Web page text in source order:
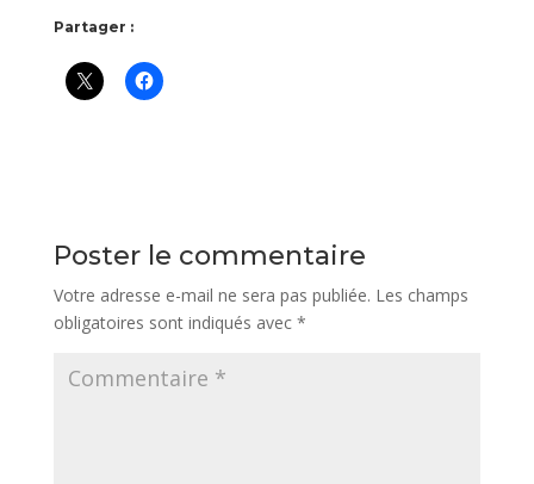
Partager :
Poster le commentaire
Votre adresse e-mail ne sera pas publiée. Les champs
obligatoires sont indiqués avec *